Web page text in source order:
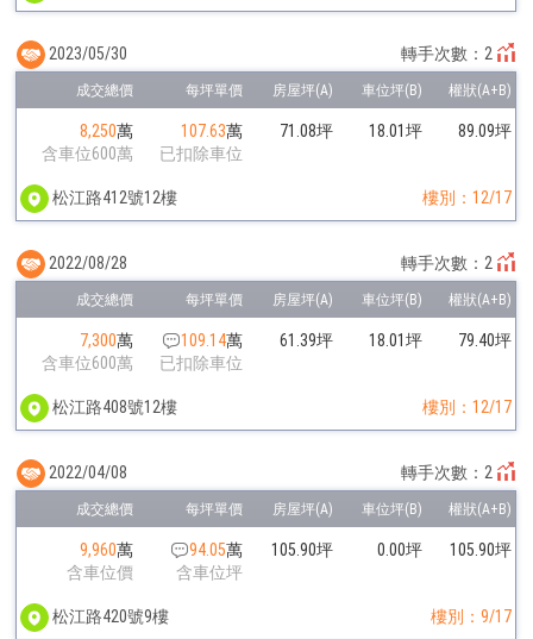
8,250萬
含車位600萬
107.63萬
已扣除車位
71.08坪 18.01坪 89.09坪
松江路412號12樓 樓別：12/17
2023/05/30 轉手次數：2
7,300萬
含車位600萬
109.14萬
已扣除車位
61.39坪 18.01坪 79.40坪
松江路408號12樓 樓別：12/17
2022/08/28 轉手次數：2
9,960萬
含車位價
94.05萬
含車位坪
105.90坪 0.00坪 105.90坪
松江路420號9樓 樓別：9/17
2022/04/08 轉手次數：2